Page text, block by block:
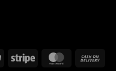
PayPal Stripe MasterCard